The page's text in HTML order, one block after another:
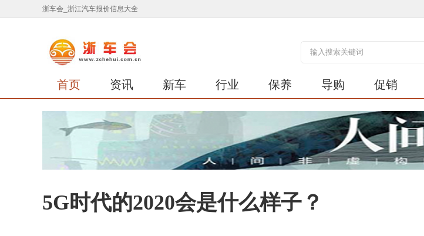
浙车会_浙江汽车报价信息大全
首页 资讯 新车 行业 保养 导购 促销
5G时代的2020会是什么样子？